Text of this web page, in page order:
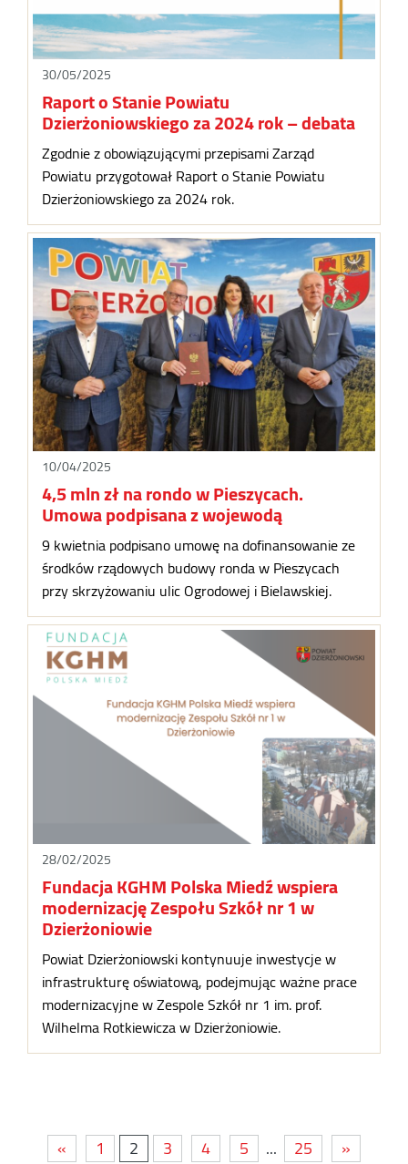
30/05/2025
Raport o Stanie Powiatu
Dzierżoniowskiego za 2024 rok – debata
Zgodnie z obowiązującymi przepisami Zarząd
Powiatu przygotował Raport o Stanie Powiatu
Dzierżoniowskiego za 2024 rok.
10/04/2025
4,5 mln zł na rondo w Pieszycach.
Umowa podpisana z wojewodą
9 kwietnia podpisano umowę na dofinansowanie ze
środków rządowych budowy ronda w Pieszycach
przy skrzyżowaniu ulic Ogrodowej i Bielawskiej.
28/02/2025
Fundacja KGHM Polska Miedź wspiera
modernizację Zespołu Szkół nr 1 w
Dzierżoniowie
Powiat Dzierżoniowski kontynuuje inwestycje w
infrastrukturę oświatową, podejmując ważne prace
modernizacyjne w Zespole Szkół nr 1 im. prof.
Wilhelma Rotkiewicza w Dzierżoniowie.
« 1 2 3 4 5 ... 25 »